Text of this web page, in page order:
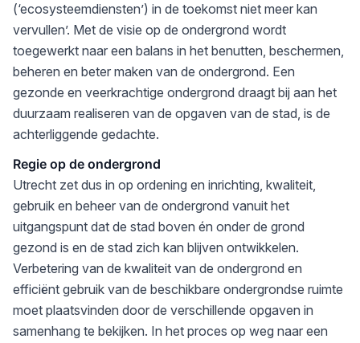
(‘ecosysteemdiensten’) in de toekomst niet meer kan
vervullen’. Met de visie op de ondergrond wordt
toegewerkt naar een balans in het benutten, beschermen,
beheren en beter maken van de ondergrond. Een
gezonde en veerkrachtige ondergrond draagt bij aan het
duurzaam realiseren van de opgaven van de stad, is de
achterliggende gedachte.
Regie op de ondergrond
Utrecht zet dus in op ordening en inrichting, kwaliteit,
gebruik en beheer van de ondergrond vanuit het
uitgangspunt dat de stad boven én onder de grond
gezond is en de stad zich kan blijven ontwikkelen.
Verbetering van de kwaliteit van de ondergrond en
efficiënt gebruik van de beschikbare ondergrondse ruimte
moet plaatsvinden door de verschillende opgaven in
samenhang te bekijken. In het proces op weg naar een